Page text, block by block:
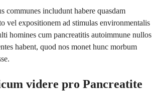
communes includunt habere quasdam
vel expositionem ad stimulas environmentalis
homines cum pancreatitis autoimmune nullos
habent, quod nos monet hunc morbum
videre pro Pancreatite